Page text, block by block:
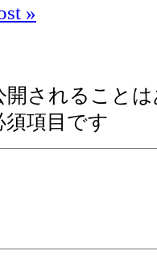
»
開されること
項目です